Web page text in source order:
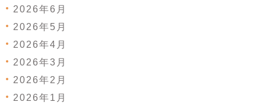
2026年6月
2026年5月
2026年4月
2026年3月
2026年2月
2026年1月